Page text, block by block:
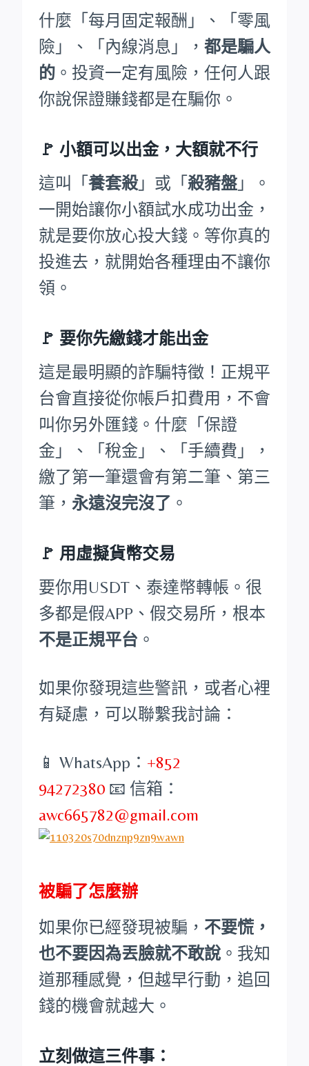
什麼「每月固定報酬」、「零風
險」、「內線消息」， 都是騙人
的 。投資一定有風險，任何人跟
你說保證賺錢都是在騙你。
🚩 小額可以出金，大額就不行
這叫「 養套殺」或「 殺豬盤 」。
一開始讓你小額試水成功出金，
就是要你放心投大錢。等你真的
投進去，就開始各種理由不讓你
領。
🚩 要你先繳錢才能出金
這是最明顯的詐騙特徵！正規平
台會直接從你帳戶扣費用，不會
叫你另外匯錢。什麼「保證
金」、「稅金」、「手續費」，
繳了第一筆還會有第二筆、第三
筆， 永遠沒完沒了 。
🚩 用虛擬貨幣交易
要你用USDT、泰達幣轉帳。很
多都是假APP、假交易所，根本
不是正規平台 。
如果你發現這些警訊，或者心裡
有疑慮，可以聯繫我討論：
📱 WhatsApp： +852
94272380 📧 信箱：
awc665782@gmail.com
被騙了怎麼辦
如果你已經發現被騙， 不要慌，
也不要因為丟臉就不敢說 。我知
道那種感覺，但越早行動，追回
錢的機會就越大。
立刻做這三件事：